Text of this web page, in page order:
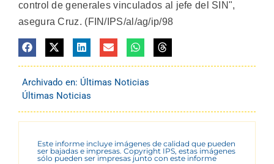
control de generales vinculados al jefe del SIN",
asegura Cruz. (FIN/IPS/al/ag/ip/98
Archivado en: Últimas Noticias
Últimas Noticias
Este informe incluye imágenes de calidad que pueden
ser bajadas e impresas. Copyright IPS, estas imágenes
sólo pueden ser impresas junto con este informe